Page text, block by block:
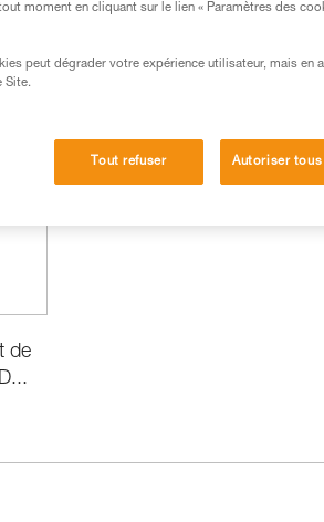
de
moment en cliquant sur le lien « Paramètres des
peut dégrader votre expérience utilisateur, mais en
Site.
Tout refuser Autoriser